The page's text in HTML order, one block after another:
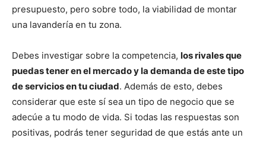
presupuesto, pero sobre todo, la viabilidad de montar
una lavandería en tu zona.
Debes investigar sobre la competencia, los rivales que
puedas tener en el mercado y la demanda de este tipo
de servicios en tu ciudad. Además de esto, debes
considerar que este sí sea un tipo de negocio que se
adecúe a tu modo de vida. Si todas las respuestas son
positivas, podrás tener seguridad de que estás ante un